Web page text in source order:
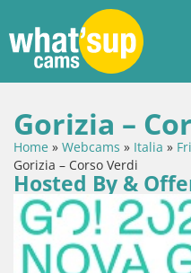
Gorizia –
Home » Webcams » Italia »
Gorizia – Corso Verdi
Hosted By &